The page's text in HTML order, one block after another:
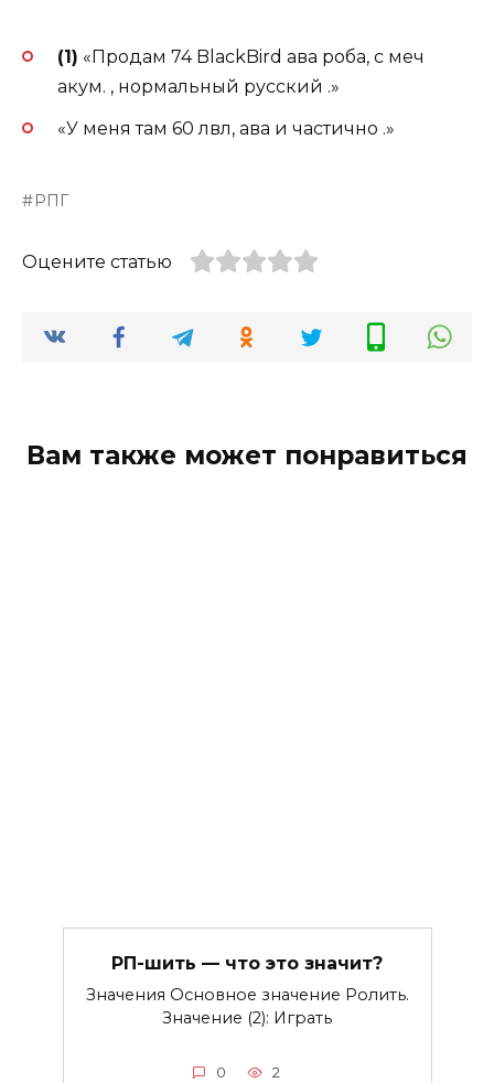
(1) «Продам 74 BlackBird ава роба, с меч
акум. , нормальный русский .»
«У меня там 60 лвл, ава и частично .»
РПГ
Оцените статью
Вам также может понравиться
РП-шить — что это значит?
Значения Основное значение Ролить.
Значение (2): Играть
0 2